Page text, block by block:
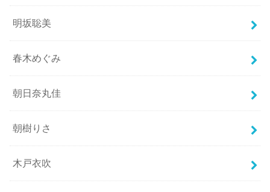
明坂聡美
春木めぐみ
朝日奈丸佳
朝樹りさ
木戸衣吹